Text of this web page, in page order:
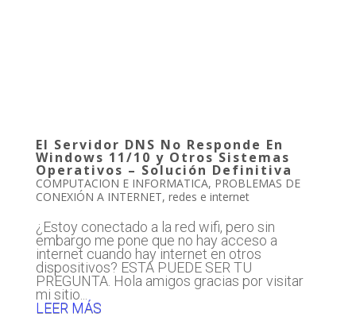
El Servidor DNS No Responde En
Windows 11/10 y Otros Sistemas
Operativos – Solución Definitiva
COMPUTACION E INFORMATICA, PROBLEMAS DE
CONEXIÓN A INTERNET, redes e internet
¿Estoy conectado a la red wifi, pero sin
embargo me pone que no hay acceso a
internet cuando hay internet en otros
dispositivos? ESTA PUEDE SER TU
PREGUNTA. Hola amigos gracias por visitar
mi sitio...
LEER MÁS